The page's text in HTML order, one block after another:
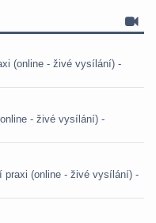
(online - živé vysílání) -
- živé vysílání) -
praxi (online - živé vysílání) -